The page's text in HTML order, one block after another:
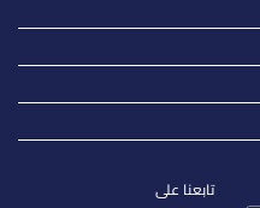
تابعنا على